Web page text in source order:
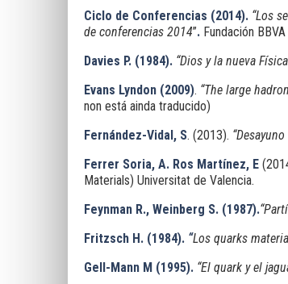
Ciclo de Conferencias (2014). “Los
de conferencias 2014”. Fundación BBVA
Davies P. (1984). “Dios y la nueva
Evans Lyndon (2009). “The large
non está ainda traducido)
Fernández-Vidal, S. (2013).
Ferrer Soria, A. Ros Martínez, E
Materials) Universitat de Valencia.
Feynman R., Weinberg S. (1987).
Fritzsch H. (1984). “Los quarks
Gell-Mann M (1995). “El quark y el